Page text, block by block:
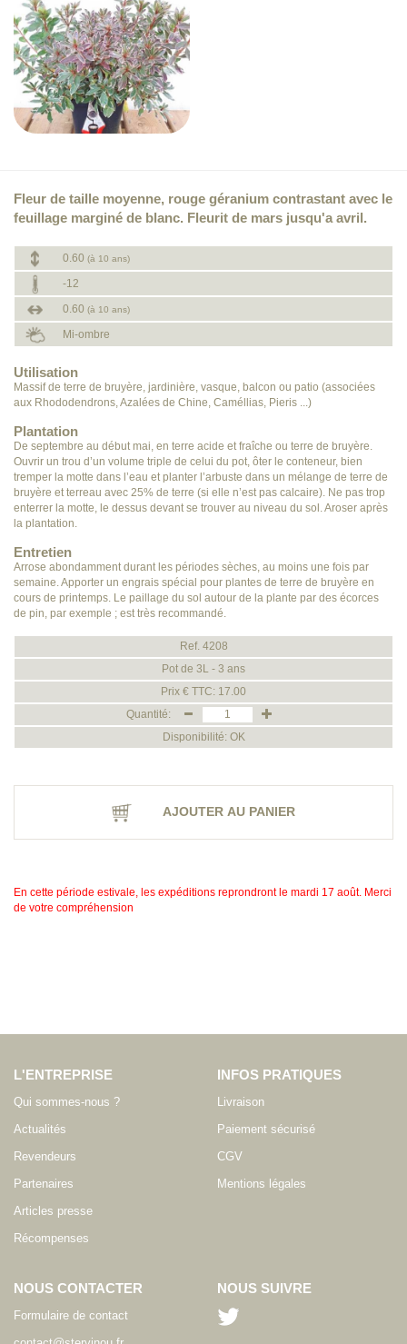
Fleur de taille moyenne, rouge géranium contrastant avec le
feuillage marginé de blanc. Fleurit de mars jusqu'a avril.
0.60 (à 10 ans)
-12
0.60 (à 10 ans)
Mi-ombre
Utilisation
Massif de terre de bruyère, jardinière, vasque, balcon ou patio (associées
aux Rhododendrons, Azalées de Chine, Caméllias, Pieris ...)
Plantation
De septembre au début mai, en terre acide et fraîche ou terre de bruyère.
Ouvrir un trou d’un volume triple de celui du pot, ôter le conteneur, bien
tremper la motte dans l’eau et planter l’arbuste dans un mélange de terre de
bruyère et terreau avec 25% de terre (si elle n’est pas calcaire). Ne pas trop
enterrer la motte, le dessus devant se trouver au niveau du sol. Aroser après
la plantation.
Entretien
Arrose abondamment durant les périodes sèches, au moins une fois par
semaine. Apporter un engrais spécial pour plantes de terre de bruyère en
cours de printemps. Le paillage du sol autour de la plante par des écorces
de pin, par exemple ; est très recommandé.
Ref. 4208
Pot de 3L - 3 ans
Prix € TTC: 17.00
Quantité:
Disponibilité: OK
AJOUTER AU PANIER
En cette période estivale, les expéditions reprondront le mardi 17 août. Merci
de votre compréhension
L'ENTREPRISE
Qui sommes-nous ?
Actualités
Revendeurs
Partenaires
Articles presse
Récompenses
INFOS PRATIQUES
Livraison
Paiement sécurisé
CGV
Mentions légales
NOUS CONTACTER
Formulaire de contact
NOUS SUIVRE